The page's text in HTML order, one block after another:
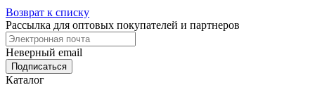
Возврат к списку
Рассылка для оптовых покупателей и партнеров
Неверный email
Каталог